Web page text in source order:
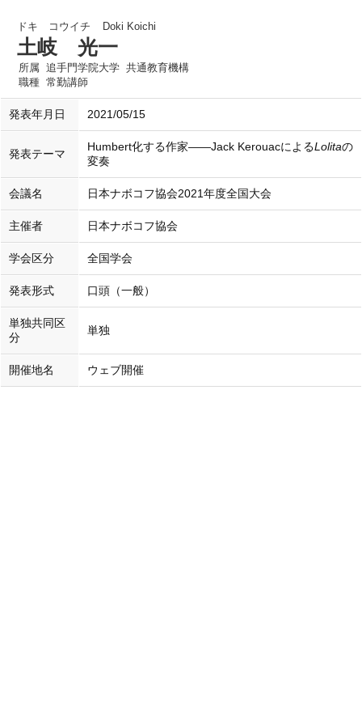
ドキ コウイチ Doki Koichi
土岐 光一
所属 追手門学院大学 共通教育機構
職種 常勤講師
発表年月日 2021/05/15
発表テーマ
Humbert化する作家――Jack KerouacによるLolitaの
変奏
会議名 日本ナボコフ協会2021年度全国大会
主催者 日本ナボコフ協会
学会区分 全国学会
発表形式 口頭（一般）
単独共同区
分
単独
開催地名 ウェブ開催